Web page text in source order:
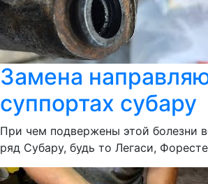
Замена
суппортах субару
При чем подвержены этой болезни
ряд Субару, будь то Легаси,